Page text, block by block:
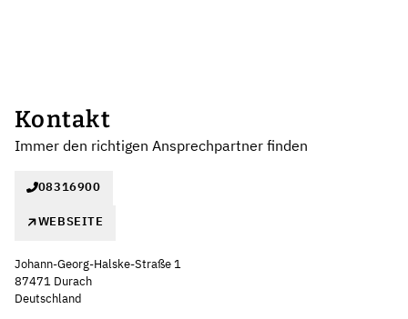
Kontakt
Immer den richtigen Ansprechpartner finden
08316900
WEBSEITE
Johann-Georg-Halske-Straße 1
87471 Durach
Deutschland